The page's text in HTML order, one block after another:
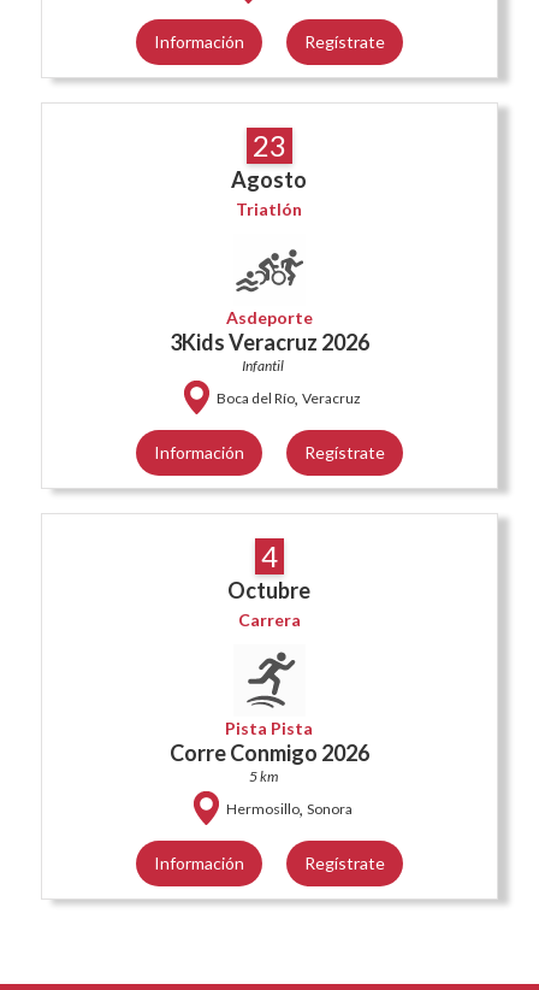
Información Regístrate
23
Agosto
Triatlón
Asdeporte
3Kids Veracruz 2026
Infantil
Boca del Río, Veracruz
Información Regístrate
4
Octubre
Carrera
Pista Pista
Corre Conmigo 2026
5 km
Hermosillo, Sonora
Información Regístrate